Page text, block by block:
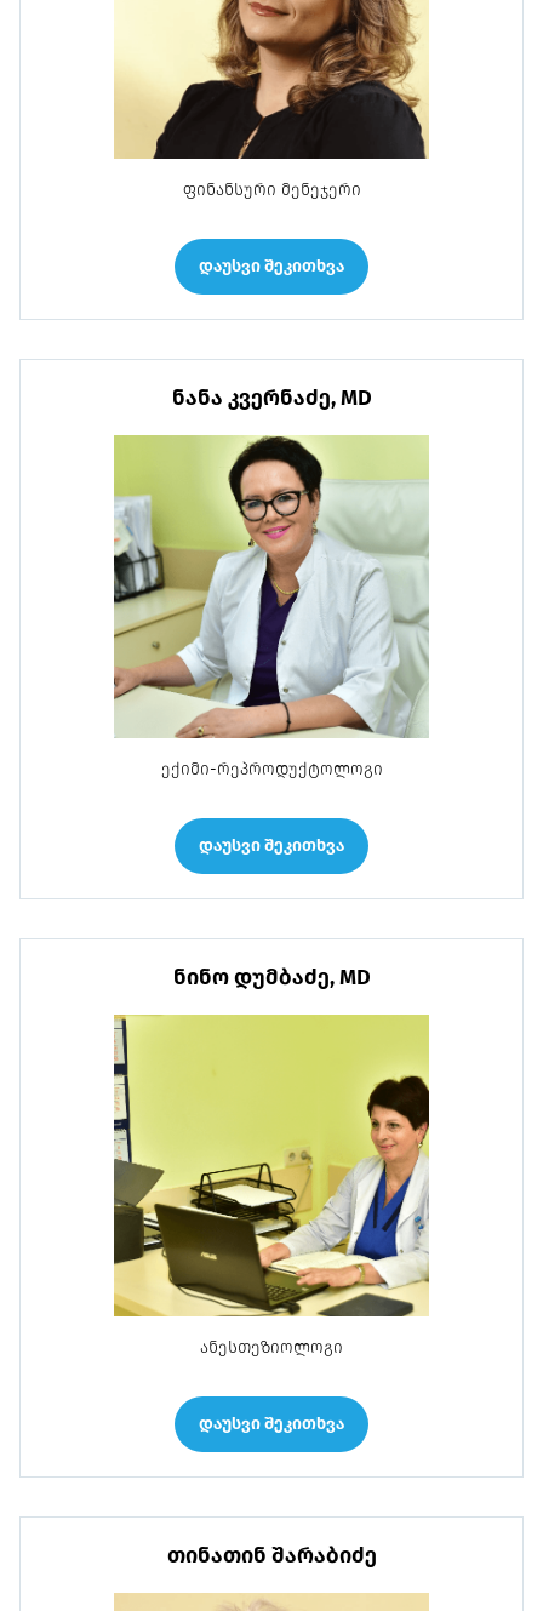
ფინანსური მენეჯერი
დაუსვი შეკითხვა
ნანა კვერნაძე, MD
ექიმი-რეპროდუქტოლოგი
დაუსვი შეკითხვა
ნინო დუმბაძე, MD
ანესთეზიოლოგი
დაუსვი შეკითხვა
თინათინ შარაბიძე